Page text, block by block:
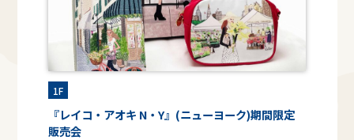
1F
『レイコ・アオキ N・Y』(ニューヨーク)期間限定
販売会